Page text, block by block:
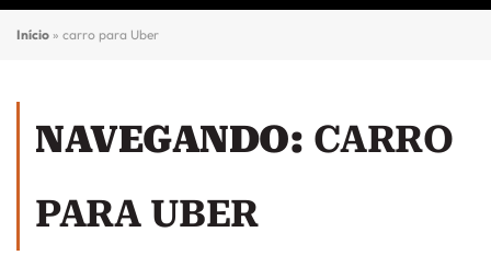
Início » carro para Uber
NAVEGANDO: CARRO
PARA UBER